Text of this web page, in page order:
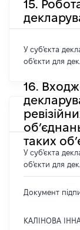
15.
У суб'єкта
об'єкти для
16.
таких
У суб'єкта
об'єкти для
Документ
КАЛІНОВА